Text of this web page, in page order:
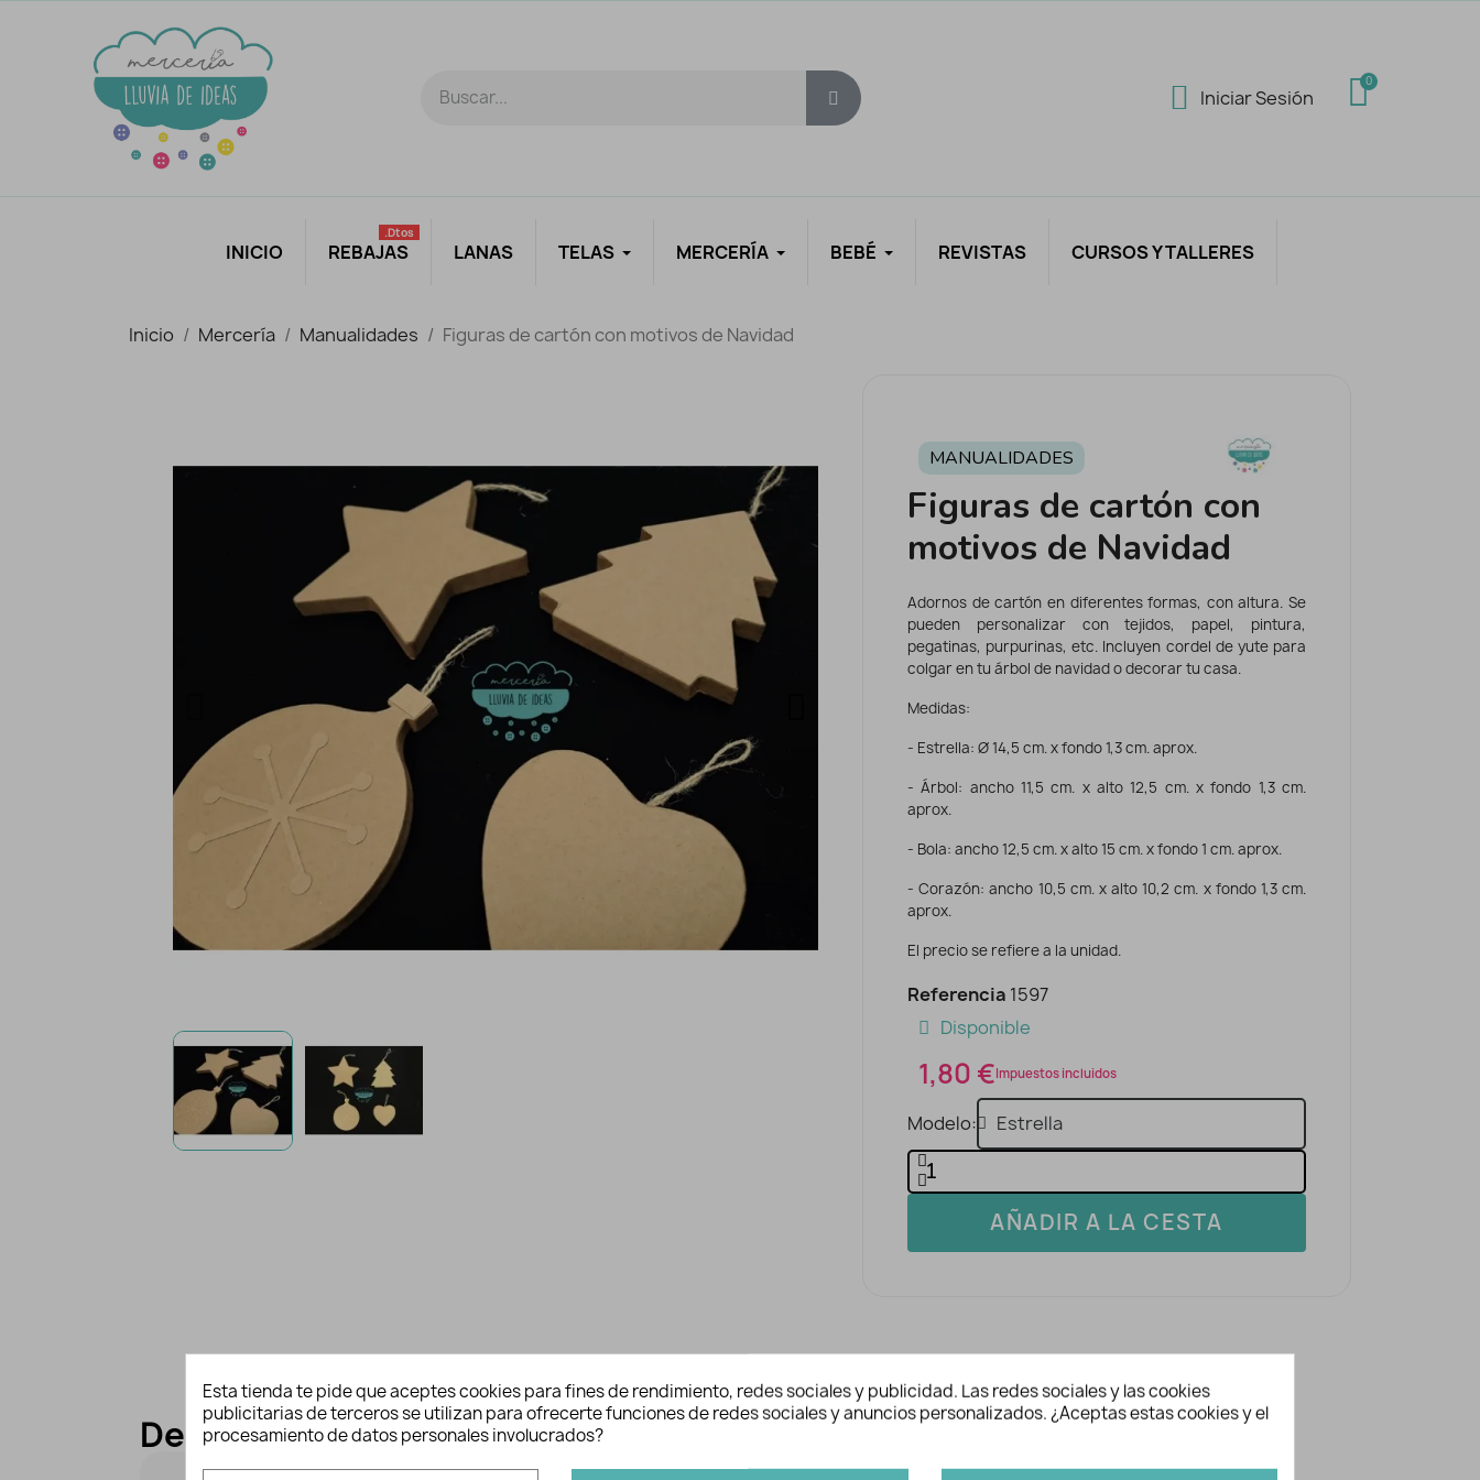
Iniciar Sesión
INICIO REBAJAS
.dtos
LANAS TELAS MERCERÍA BEBÉ REVISTAS CURSOS Y TALLERES
Inicio Mercería Manualidades Figuras de cartón con motivos de Navidad
MANUALIDADES
Figuras de cartón con
motivos de Navidad
Adornos de cartón en diferentes formas, con altura. Se
pueden personalizar con tejidos, papel, pintura,
pegatinas, purpurinas, etc. Incluyen cordel de yute para
colgar en tu árbol de navidad o decorar tu casa.
Medidas:
- Estrella: Ø 14,5 cm. x fondo 1,3 cm. aprox.
- Árbol: ancho 11,5 cm. x alto 12,5 cm. x fondo 1,3 cm.
aprox.
- Bola: ancho 12,5 cm. x alto 15 cm. x fondo 1 cm. aprox.
- Corazón: ancho 10,5 cm. x alto 10,2 cm. x fondo 1,3 cm.
aprox.
El precio se refiere a la unidad.
Referencia 1597
Disponible
1,80 €Impuestos incluidos
Modelo
AÑADIR A LA CESTA
Descripción y detalles Información adicional
Ref:
1597
Esta tienda te pide que aceptes cookies para fines de rendimiento, redes sociales y publicidad. Las redes sociales y las cookies
publicitarias de terceros se utilizan para ofrecerte funciones de redes sociales y anuncios personalizados. ¿Aceptas estas cookies y el
procesamiento de datos personales involucrados?